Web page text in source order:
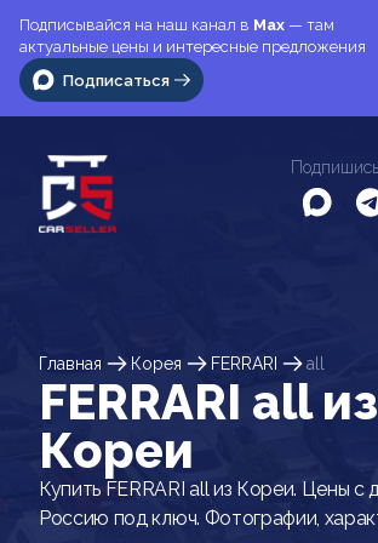
Подписывайся на наш канал в Max — там
актуальные цены и интересные предложения
Подписаться
Главная Корея FERRARI all
FERRARI all из
Кореи
Купить FERRARI all из Кореи. Цены с
Россию под ключ. Фотографии,